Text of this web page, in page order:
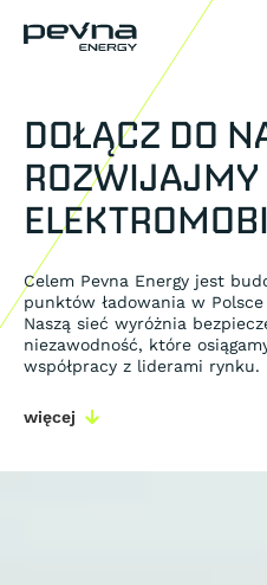
DOŁĄCZ DO
ROZWIJAJMY
Celem Pevna Energy jest
punktów ładowania w
Naszą sieć wyróżnia
niezawodność, które
współpracy z liderami rynku.
więcej